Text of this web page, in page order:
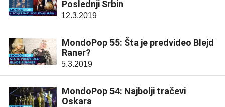
Poslednji Srbin
12.3.2019
MondoPop 55: Šta je predvideo Blejd
Raner?
5.3.2019
MondoPop 54: Najbolji tračevi
Oskara